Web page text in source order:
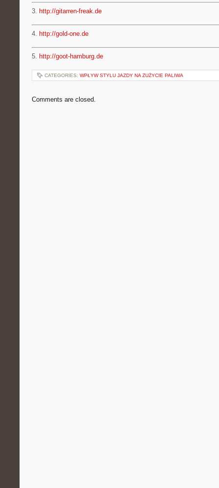
3. http://gitarren-freak.de
4. http://gold-one.de
5. http://goot-hamburg.de
CATEGORIES: WPŁYW STYLU JAZDY NA ZUŻYCIE PALIWA
Comments are closed.